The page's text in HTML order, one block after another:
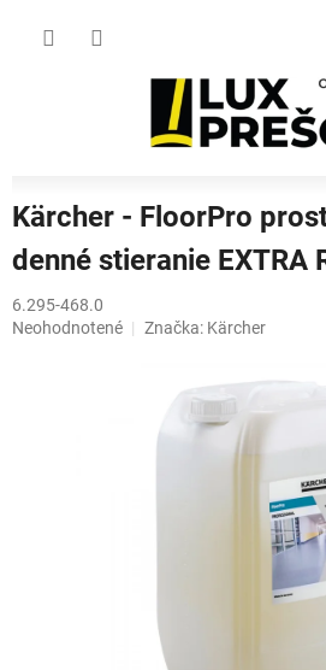
Kärcher - FloorPro
denné stieranie EXTRA
6.295-468.0
Priemerné
Neohodnotené Značka: Kärcher